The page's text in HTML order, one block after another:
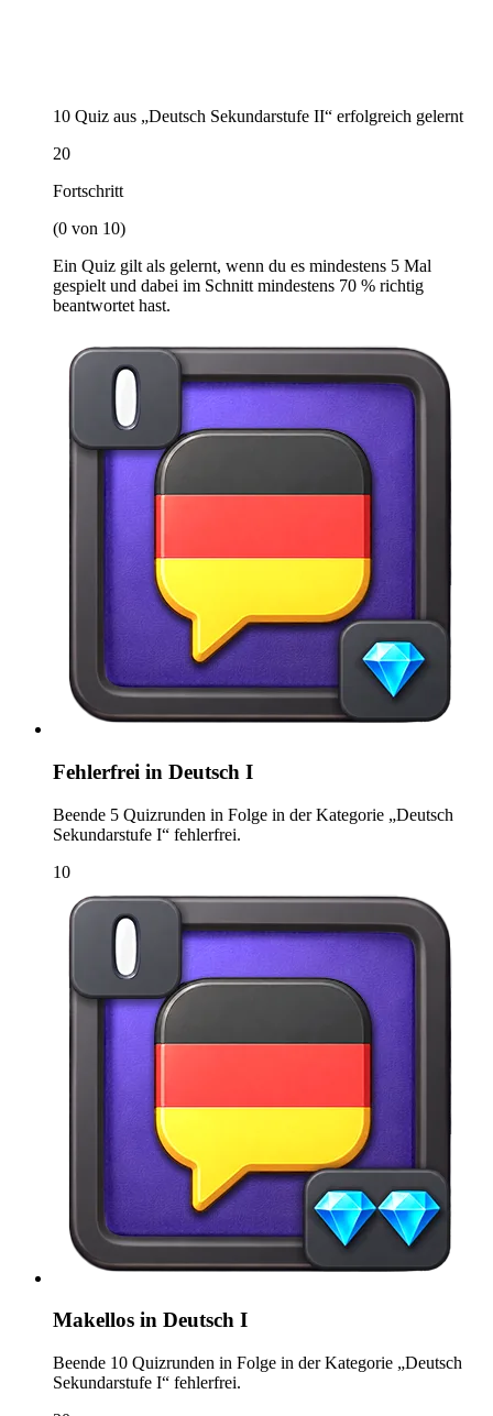
10 Quiz aus „Deutsch Sekundarstufe II“ erfolgreich gelernt
20
Fortschritt
(0 von 10)
Ein Quiz gilt als gelernt, wenn du es mindestens 5 Mal
gespielt und dabei im Schnitt mindestens 70 % richtig
beantwortet hast.
Fehlerfrei in Deutsch I
Beende 5 Quizrunden in Folge in der Kategorie „Deutsch
Sekundarstufe I“ fehlerfrei.
10
Makellos in Deutsch I
Beende 10 Quizrunden in Folge in der Kategorie „Deutsch
Sekundarstufe I“ fehlerfrei.